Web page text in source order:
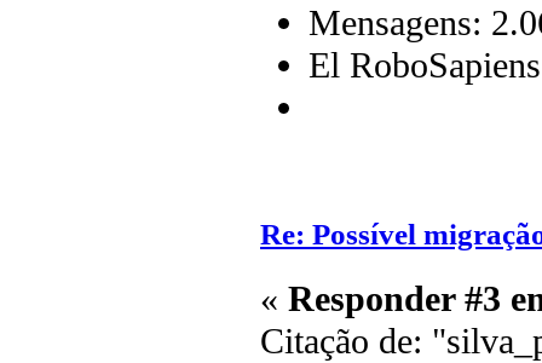
Mensagens:
El RoboSapiens
Re: Possível
« Responder #3
Citação de: